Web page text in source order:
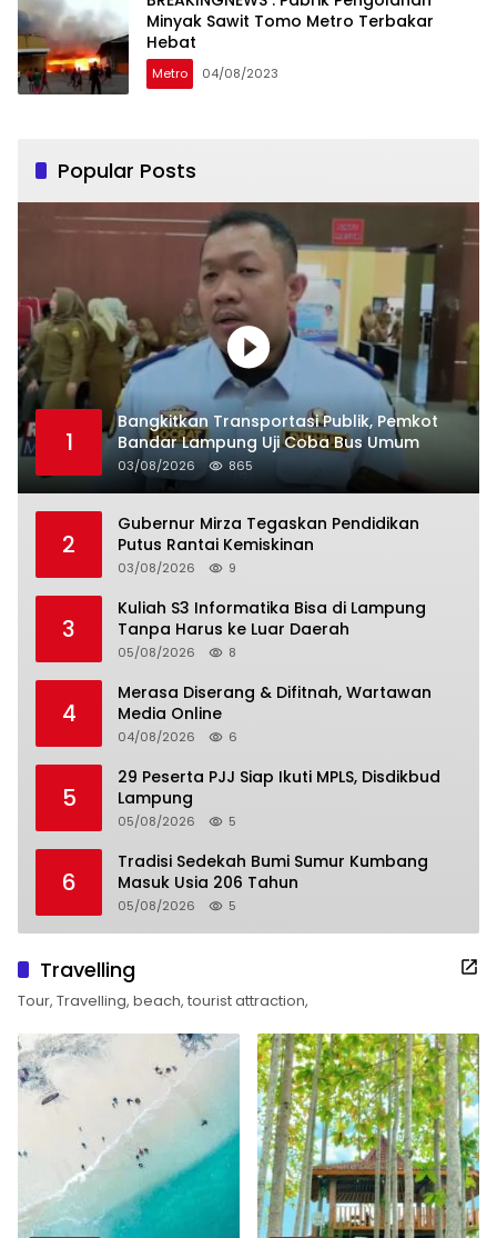
Minyak Sawit Tomo Metro Terbakar
Hebat
Metro 04/08/2023
Popular Posts
1
Bangkitkan Transportasi Publik, Pemkot
Bandar Lampung Uji Coba Bus Umum
03/08/2026 865
2
Gubernur Mirza Tegaskan Pendidikan
Putus Rantai Kemiskinan
03/08/2026 9
3
Kuliah S3 Informatika Bisa di Lampung
Tanpa Harus ke Luar Daerah
05/08/2026 8
4
Merasa Diserang & Difitnah, Wartawan
Media Online
04/08/2026 6
5
29 Peserta PJJ Siap Ikuti MPLS, Disdikbud
Lampung
05/08/2026 5
6
Tradisi Sedekah Bumi Sumur Kumbang
Masuk Usia 206 Tahun
05/08/2026 5
Travelling
Tour, Travelling, beach, tourist attraction,